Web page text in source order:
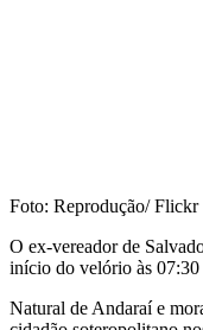
Foto: Reprodução/ Flickr
O ex-vereador de
início do velório às 07:30
Natural de Andaraí e